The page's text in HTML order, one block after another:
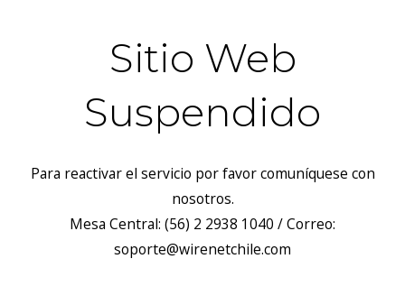
Sitio Web
Suspendido
Para reactivar el servicio por favor comuníquese con
nosotros.
Mesa Central: (56) 2 2938 1040 / Correo:
soporte@wirenetchile.com